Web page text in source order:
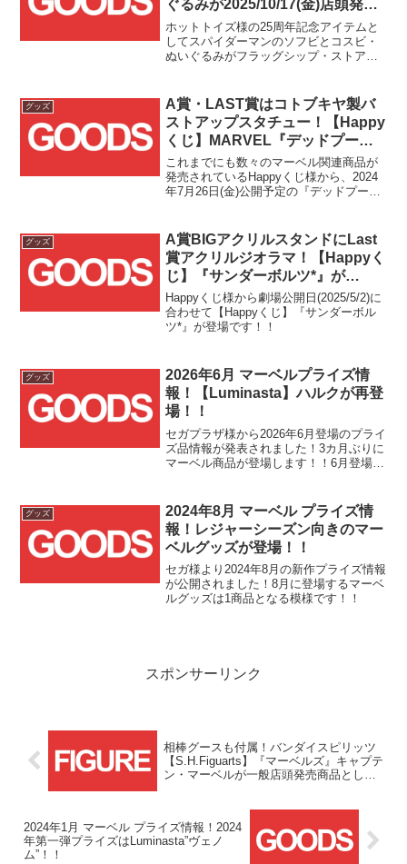
ぐるみが2025/10/17(金)店頭発売
開始！！
ホットトイズ様の25周年記念アイテムと
してスパイダーマンのソフビとコスビ・
ぬいぐるみがフラッグシップ・ストアの
のソフビメーカーKaiju One様とのコラ
ボ...
グッズ
A賞・LAST賞はコトブキヤ製バ
ストアップスタチュー！【Happy
くじ】MARVEL『デッドプール
＆ウルヴァリン』が2024年7月下
旬より発売！！
これまでにも数々のマーベル関連商品が
発売されているHappyくじ様から、2024
年7月26日(金)公開予定の『デッドプール
グッズ
A賞BIGアクリルスタンドにLast
賞アクリルジオラマ！【Happyく
じ】『サンダーボルツ*』が
2025/5/2(金)より発売！！
Happyくじ様から劇場公開日(2025/5/2)に
合わせて【Happyくじ】『サンダーボル
ツ*』が登場です！！
グッズ
2026年6月 マーベルプライズ情
報！【Luminasta】ハルクが再登
場！！
セガプラザ様から2026年6月登場のプライ
ズ品情報が発表されました！3カ月ぶりに
マーベル商品が登場します！！6月登場の
ハルクの再販となります！！前回2024
年...
グッズ
2024年8月 マーベル プライズ情
報！レジャーシーズン向きのマー
ベルグッズが登場！！
セガ様より2024年8月の新作プライズ情報
が公開されました！8月に登場するマーベ
ルグッズは1商品となる模様です！！
スポンサーリンク
相棒グースも付属！バンダイスピリッツ
【S.H.Figuarts】『マーベルズ』キャプテ
ン・マーベルが一般店頭発売商品として
2024年1月 マーベル プライズ情報！2024
年第一弾プライズはLuminasta”ヴェノ
ム”！！